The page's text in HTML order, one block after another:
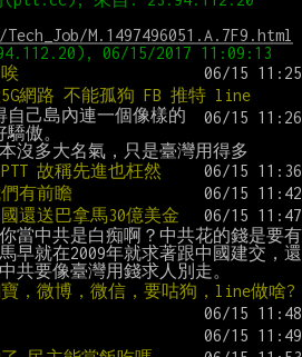
M.1497496051.A.7F9.html
網路 不能孤狗 FB 推特 line
自己島內連一個像樣的
傲。
故稱先進也枉然
有前瞻
還送巴拿馬30億美金
當中共是白痴啊？中共花的錢是要有
早就在2009年就求著跟中國建交，還
，微博，微信，要咕狗，line做啥?